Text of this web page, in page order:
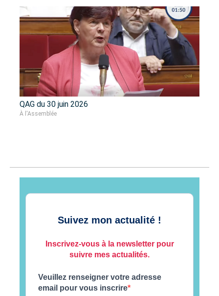
QAG du 30 juin 2026
À l'Assemblée
Suivez mon actualité !
Inscrivez-vous à la newsletter pour
suivre mes actualités.
Veuillez renseigner votre adresse
email pour vous inscrire